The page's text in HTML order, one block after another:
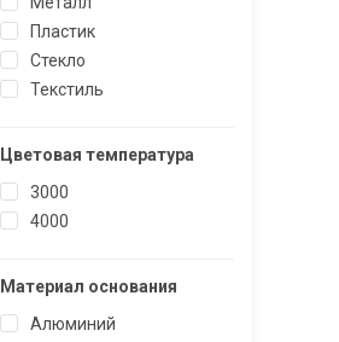
Пластик
Стекло
Текстиль
Цветовая температура
3000
4000
Материал основания
Алюминий